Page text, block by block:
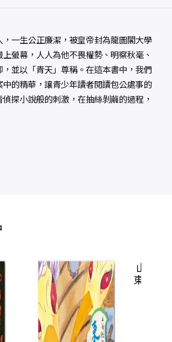
一生公正廉潔，被皇帝封為龍圖閣大學
螢幕，人人為他不畏權勢、明察秋毫、
並以「青天」尊稱。在這本書中，我們
的精華，讓青少年讀者閱讀包公處事的
探小說般的刺激，在抽絲剝繭的過程，
山海經裡的故事5：
東海先生的萬里行蹤
鄒敦怜
NT$360
NT$284